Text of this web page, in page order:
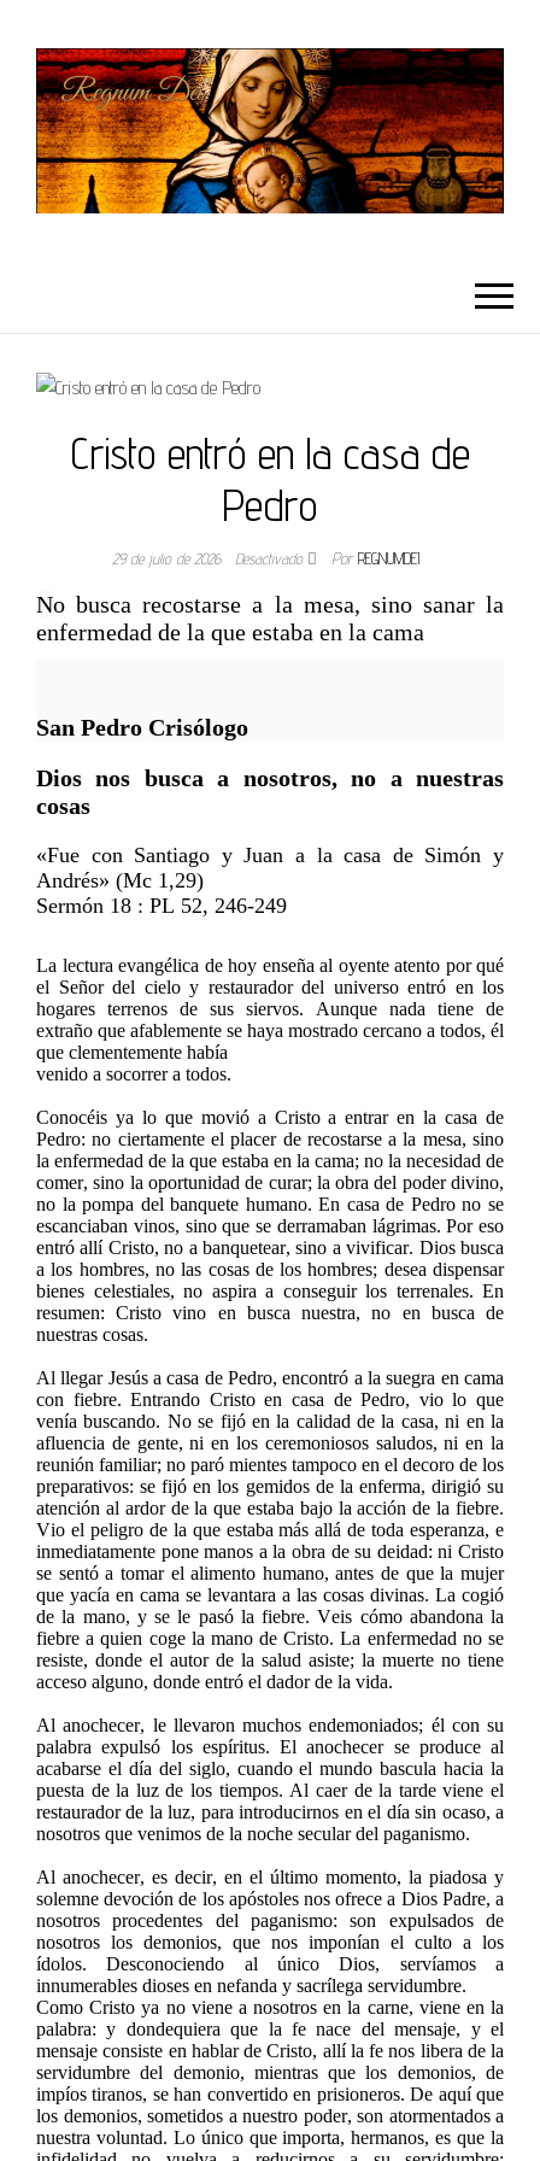
Cristo entró en la casa de
Pedro
29 de julio de 2026 Desactivado Por REGNUMDEI
No busca recostarse a la mesa, sino sanar la
enfermedad de la que estaba en la cama
San Pedro Crisólogo
Dios nos busca a nosotros, no a nuestras
cosas
«Fue con Santiago y Juan a la casa de Simón y
Andrés» (Mc 1,29)
Sermón 18 : PL 52, 246-249
La lectura evangélica de hoy enseña al oyente atento por qué
el Señor del cielo y restaurador del universo entró en los
hogares terrenos de sus siervos. Aunque nada tiene de
extraño que afablemente se haya mostrado cercano a todos, él
que clementemente había
venido a socorrer a todos.
Conocéis ya lo que movió a Cristo a entrar en la casa de
Pedro: no ciertamente el placer de recostarse a la mesa, sino
la enfermedad de la que estaba en la cama; no la necesidad de
comer, sino la oportunidad de curar; la obra del poder divino,
no la pompa del banquete humano. En casa de Pedro no se
escanciaban vinos, sino que se derramaban lágrimas. Por eso
entró allí Cristo, no a banquetear, sino a vivificar. Dios busca
a los hombres, no las cosas de los hombres; desea dispensar
bienes celestiales, no aspira a conseguir los terrenales. En
resumen: Cristo vino en busca nuestra, no en busca de
nuestras cosas.
Al llegar Jesús a casa de Pedro, encontró a la suegra en cama
con fiebre. Entrando Cristo en casa de Pedro, vio lo que
venía buscando. No se fijó en la calidad de la casa, ni en la
afluencia de gente, ni en los ceremoniosos saludos, ni en la
reunión familiar; no paró mientes tampoco en el decoro de los
preparativos: se fijó en los gemidos de la enferma, dirigió su
atención al ardor de la que estaba bajo la acción de la fiebre.
Vio el peligro de la que estaba más allá de toda esperanza, e
inmediatamente pone manos a la obra de su deidad: ni Cristo
se sentó a tomar el alimento humano, antes de que la mujer
que yacía en cama se levantara a las cosas divinas. La cogió
de la mano, y se le pasó la fiebre. Veis cómo abandona la
fiebre a quien coge la mano de Cristo. La enfermedad no se
resiste, donde el autor de la salud asiste; la muerte no tiene
acceso alguno, donde entró el dador de la vida.
Al anochecer, le llevaron muchos endemoniados; él con su
palabra expulsó los espíritus. El anochecer se produce al
acabarse el día del siglo, cuando el mundo bascula hacia la
puesta de la luz de los tiempos. Al caer de la tarde viene el
restaurador de la luz, para introducirnos en el día sin ocaso, a
nosotros que venimos de la noche secular del paganismo.
Al anochecer, es decir, en el último momento, la piadosa y
solemne devoción de los apóstoles nos ofrece a Dios Padre, a
nosotros procedentes del paganismo: son expulsados de
nosotros los demonios, que nos imponían el culto a los
ídolos. Desconociendo al único Dios, servíamos a
innumerables dioses en nefanda y sacrílega servidumbre.
Como Cristo ya no viene a nosotros en la carne, viene en la
palabra: y dondequiera que la fe nace del mensaje, y el
mensaje consiste en hablar de Cristo, allí la fe nos libera de la
servidumbre del demonio, mientras que los demonios, de
impíos tiranos, se han convertido en prisioneros. De aquí que
los demonios, sometidos a nuestro poder, son atormentados a
nuestra voluntad. Lo único que importa, hermanos, es que la